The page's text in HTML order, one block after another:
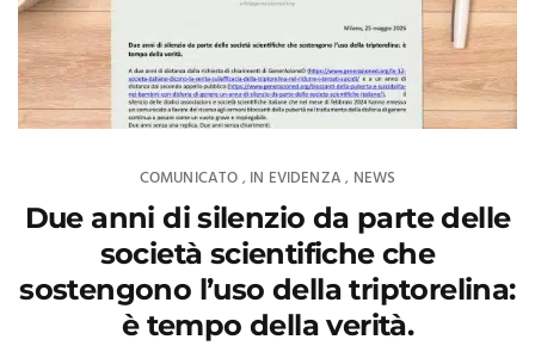
COMUNICATO , IN EVIDENZA , NEWS
Due anni di silenzio da parte delle
società scientifiche che
sostengono l’uso della triptorelina:
è tempo della verità.